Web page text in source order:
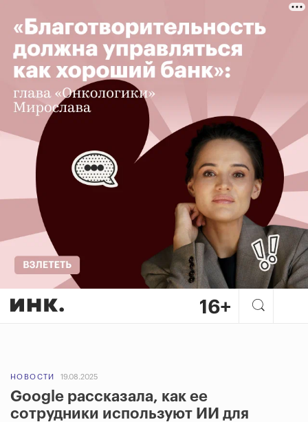
НОВОСТИ 19.08.2025
Google рассказала, как ее
сотрудники используют ИИ для